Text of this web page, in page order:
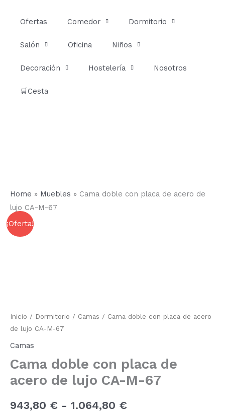
Ofertas Comedor Dormitorio
Salón Oficina Niños
Decoración Hostelería Nosotros
🛒Cesta
Home » Muebles » Cama doble con placa de acero de
lujo CA-M-67
¡Oferta!
Inicio / Dormitorio / Camas / Cama doble con placa de acero
de lujo CA-M-67
Camas
Cama doble con placa de
acero de lujo CA-M-67
943,80 € - 1.064,80 €
Cama
con
67
cantidad